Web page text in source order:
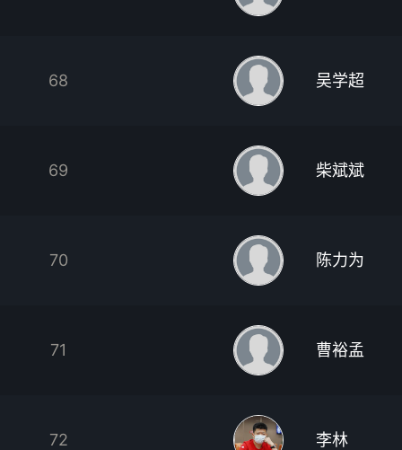
68 吴学超
69 柴斌斌
70 陈力为
71 曹裕孟
72 李林